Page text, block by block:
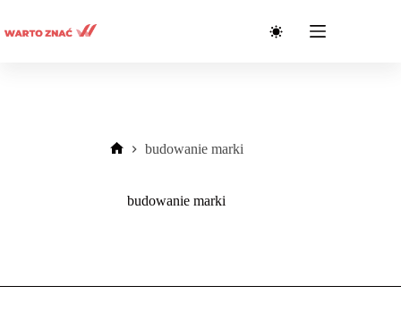
treści
budowanie marki
budowanie marki